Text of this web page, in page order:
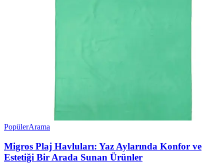
PopülerArama
Migros Plaj Havluları: Yaz Aylarında Konfor ve
Estetiği Bir Arada Sunan Ürünler